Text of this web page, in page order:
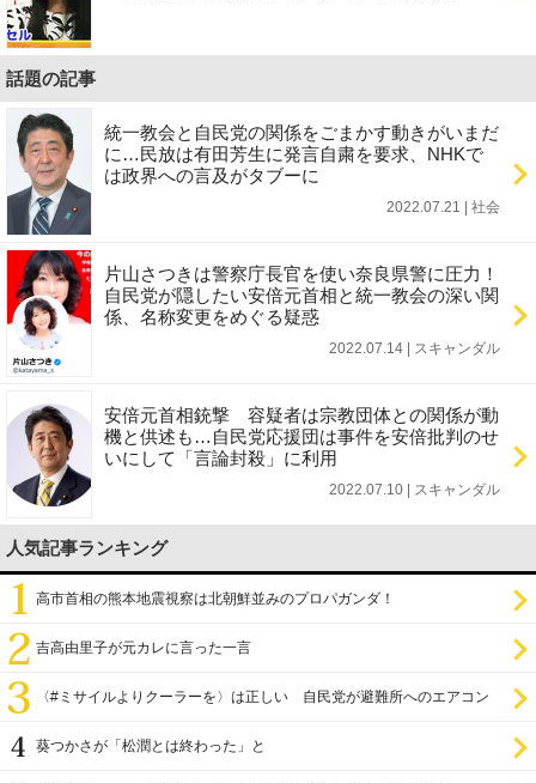
話題の記事
統一教会と自民党の関係をごまかす動きがいまだ
に…民放は有田芳生に発言自粛を要求、NHKで
は政界への言及がタブーに
2022.07.21 | 社会
片山さつきは警察庁長官を使い奈良県警に圧力！
自民党が隠したい安倍元首相と統一教会の深い関
係、名称変更をめぐる疑惑
2022.07.14 | スキャンダル
安倍元首相銃撃 容疑者は宗教団体との関係が動
機と供述も…自民党応援団は事件を安倍批判のせ
いにして「言論封殺」に利用
2022.07.10 | スキャンダル
人気記事ランキング
高市首相の熊本地震視察は北朝鮮並みのプロパガンダ！
吉高由里子が元カレに言った一言
〈#ミサイルよりクーラーを〉は正しい 自民党が避難所へのエアコン
葵つかさが「松潤とは終わった」と